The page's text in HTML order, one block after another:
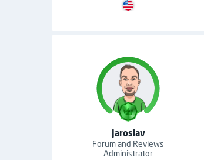
Jaroslav
Forum and Reviews
Administrator